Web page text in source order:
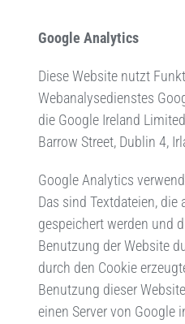
Google Analytics
Diese Website nutzt
Webanalysedienstes
die Google Ireland
Barrow Street, Dublin 4,
Google Analytics
Das sind Textdateien, die
gespeichert werden und
Benutzung der Website
durch den Cookie
Benutzung dieser
einen Server von Google